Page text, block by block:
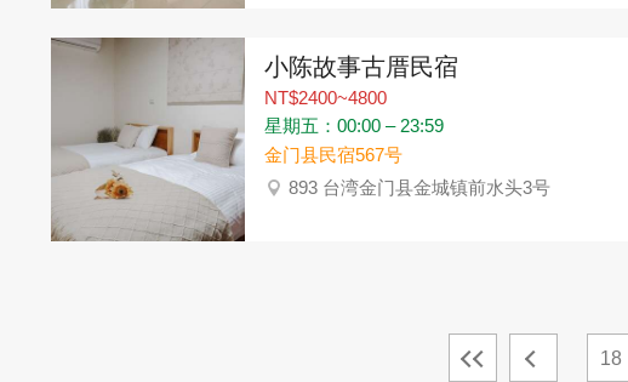
小陈故事古厝民宿
NT$2400~4800
星期五：00:00 – 23:59
金门县民宿567号
893 台湾金门县金城镇前水头3号
18